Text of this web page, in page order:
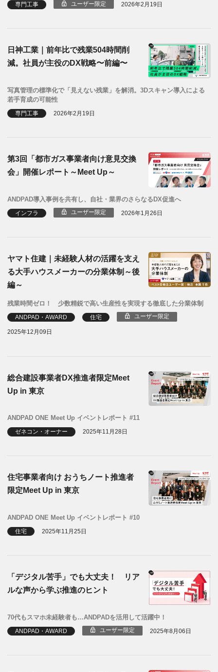
専門工事 ユーザー限定 2026年2月19日
日神工業｜前年比で残業504時間削
減。社員が主役のDX戦略〜前編〜
写真管理の標準化で「見えない残業」を解消。3Dスキャン導入による
若手育成の可能性
専門工事 2026年2月19日
第3回「都市ガス事業者向け意見交換
会」開催レポート～Meet Up～
ANDPAD導入事例を共有し、自社・業界のさらなるDX促進へ
インフラ ユーザー限定 2026年1月26日
ヤマト住建｜未経験人材の活躍を支え
る大手ハウスメーカーの分業体制～後
編～
残業時間ゼロ！ 少数精鋭で高い生産性を実現する徹底した分業体制
ANDPAD・AWARD 住宅 ユーザー限定
2025年12月09日
総合建設事業者DX推進者限定Meet
Up in 東京
ANDPAD ONE Meet Up イベントレポート #11
ゼネコン・オーナー 2025年11月28日
住宅事業者向け おうちノート推進者
限定Meet Up in 東京
ANDPAD ONE Meet Up イベントレポート #10
住宅 2025年11月25日
「デジタル苦手」でも大丈夫！ リア
ルな声から学ぶ推進のヒント
70代もスマホ未経験者も…ANDPADを活用して活躍中！
ANDPAD・AWARD ユーザー限定 2025年8月06日